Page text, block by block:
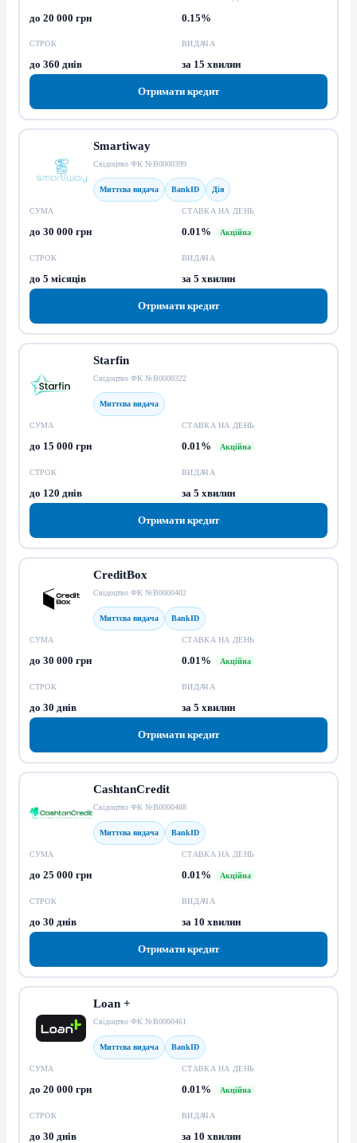
до 20 000 грн 0.15%
СТРОК
до 360 днів
ВИДАЧА
за 15 хвилин
Отримати кредит
Smartiway
Свідоцтво ФК №В0000399
Миттєва видача BankID Дія
СУМА
до 30 000 грн
СТАВКА НА ДЕНЬ
0.01% Акційна
СТРОК
до 5 місяців
ВИДАЧА
за 5 хвилин
Отримати кредит
Starfin
Свідоцтво ФК №В0000322
Миттєва видача
СУМА
до 15 000 грн
СТАВКА НА ДЕНЬ
0.01% Акційна
СТРОК
до 120 днів
ВИДАЧА
за 5 хвилин
Отримати кредит
CreditBox
Свідоцтво ФК №В0000402
Миттєва видача BankID
СУМА
до 30 000 грн
СТАВКА НА ДЕНЬ
0.01% Акційна
СТРОК
до 30 днів
ВИДАЧА
за 5 хвилин
Отримати кредит
CashtanCredit
Свідоцтво ФК №В0000488
Миттєва видача BankID
СУМА
до 25 000 грн
СТАВКА НА ДЕНЬ
0.01% Акційна
СТРОК
до 30 днів
ВИДАЧА
за 10 хвилин
Отримати кредит
Loan +
Свідоцтво ФК №В0000461
Миттєва видача BankID
СУМА
до 20 000 грн
СТАВКА НА ДЕНЬ
0.01% Акційна
СТРОК
до 30 днів
ВИДАЧА
за 10 хвилин